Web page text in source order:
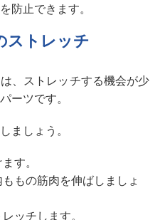
防止できます。
ストレッチ
、ストレッチする機会が少
ーツです。
ましょう。
す。
もの筋肉を伸ばしましょ
ッチします。